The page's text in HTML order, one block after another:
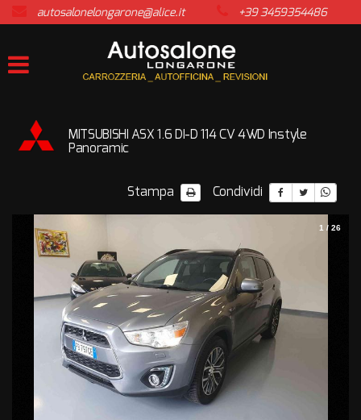
HOME
LISTA VEICOLI
ACQUISTIAMO USATO
CONTATTI
NEWS
AREA COMMERCIANTI
autosalonelongarone@alice.it +39 3459354486
MITSUBISHI ASX 1.6 DI-D 114 CV 4WD Instyle
Panoramic
Stampa Condividi
1 / 26